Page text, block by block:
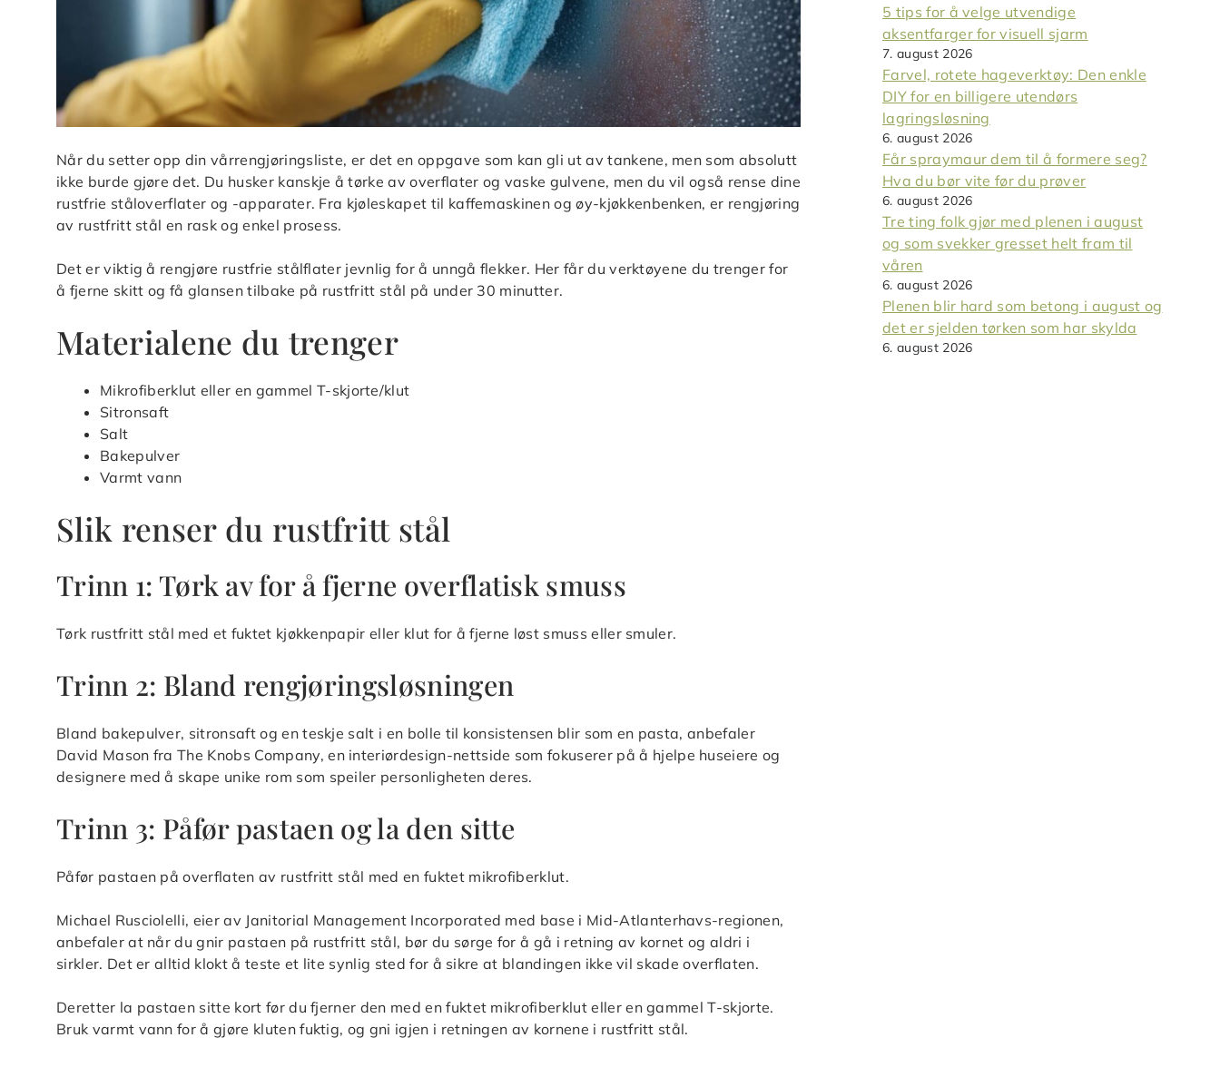
Når du setter opp din vårrengjøringsliste, er det en oppgave som kan gli ut av tankene, men som absolutt
ikke burde gjøre det. Du husker kanskje å tørke av overflater og vaske gulvene, men du vil også rense dine
rustfrie ståloverflater og -apparater. Fra kjøleskapet til kaffemaskinen og øy-kjøkkenbenken, er rengjøring
av rustfritt stål en rask og enkel prosess.
Det er viktig å rengjøre rustfrie stålflater jevnlig for å unngå flekker. Her får du verktøyene du trenger for
å fjerne skitt og få glansen tilbake på rustfritt stål på under 30 minutter.
Materialene du trenger
Mikrofiberklut eller en gammel T-skjorte/klut
Sitronsaft
Salt
Bakepulver
Varmt vann
Slik renser du rustfritt stål
Trinn 1: Tørk av for å fjerne overflatisk smuss
Tørk rustfritt stål med et fuktet kjøkkenpapir eller klut for å fjerne løst smuss eller smuler.
Trinn 2: Bland rengjøringsløsningen
Bland bakepulver, sitronsaft og en teskje salt i en bolle til konsistensen blir som en pasta, anbefaler
David Mason fra The Knobs Company, en interiørdesign-nettside som fokuserer på å hjelpe huseiere og
designere med å skape unike rom som speiler personligheten deres.
Trinn 3: Påfør pastaen og la den sitte
Påfør pastaen på overflaten av rustfritt stål med en fuktet mikrofiberklut.
Michael Rusciolelli, eier av Janitorial Management Incorporated med base i Mid-Atlanterhavs-regionen,
anbefaler at når du gnir pastaen på rustfritt stål, bør du sørge for å gå i retning av kornet og aldri i
sirkler. Det er alltid klokt å teste et lite synlig sted for å sikre at blandingen ikke vil skade overflaten.
Deretter la pastaen sitte kort før du fjerner den med en fuktet mikrofiberklut eller en gammel T-skjorte.
Bruk varmt vann for å gjøre kluten fuktig, og gni igjen i retningen av kornene i rustfritt stål.
5 tips for å velge utvendige
aksentfarger for visuell sjarm
7. august 2026
Farvel, rotete hageverktøy: Den enkle
DIY for en billigere utendørs
lagringsløsning
6. august 2026
Får spraymaur dem til å formere seg?
Hva du bør vite før du prøver
6. august 2026
Tre ting folk gjør med plenen i august
og som svekker gresset helt fram til
våren
6. august 2026
Plenen blir hard som betong i august og
det er sjelden tørken som har skylda
6. august 2026